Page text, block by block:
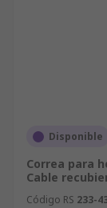
Disponible
Correa para
Cable
Código RS 233-